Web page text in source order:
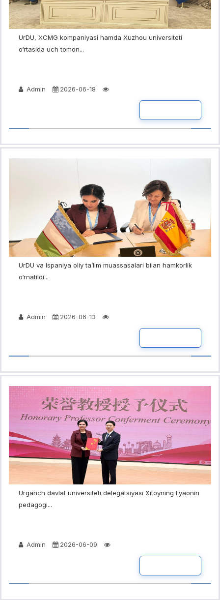
UrDU, XCMG kompaniyasi hamda Xuzhou universiteti
o‘rtasida uch tomon...
Admin 2026-06-18
UrDU va Ispaniya oliy ta’lim muassasalari bilan hamkorlik
o‘rnatildi...
Admin 2026-06-13
Urganch davlat universiteti delegatsiyasi Xitoyning Lyaonin
pedagogi...
Admin 2026-06-09